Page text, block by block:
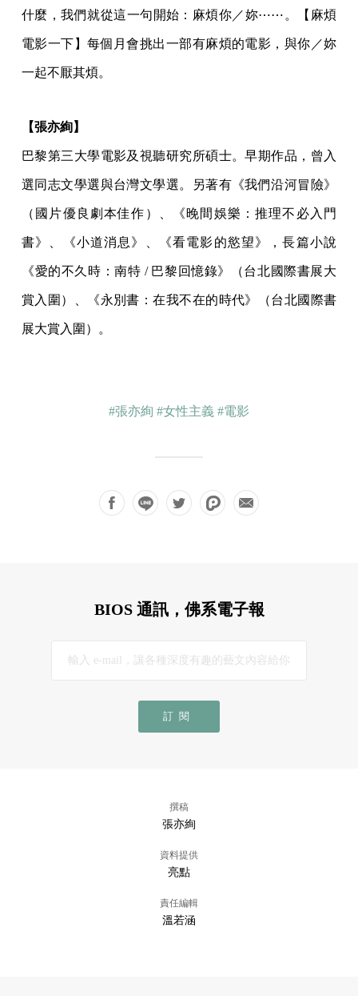
什麼，我們就從這一句開始：麻煩你／妳⋯⋯。【麻煩
電影一下】每個月會挑出一部有麻煩的電影，與你／妳
一起不厭其煩。
【張亦絢】
巴黎第三大學電影及視聽研究所碩士。早期作品，曾入
選同志文學選與台灣文學選。另著有《我們沿河冒險》
（國片優良劇本佳作）、《晚間娛樂：推理不必入門
書》、《小道消息》、《看電影的慾望》，長篇小說
《愛的不久時：南特 / 巴黎回憶錄》（台北國際書展大
賞入圍）、《永別書：在我不在的時代》（台北國際書
展大賞入圍）。
#張亦絢 #女性主義 #電影
BIOS 通訊，佛系電子報
訂閱
撰稿
張亦絢
資料提供
亮點
責任編輯
溫若涵